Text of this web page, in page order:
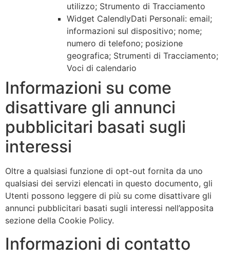
utilizzo; Strumento di Tracciamento
Widget CalendlyDati Personali: email;
informazioni sul dispositivo; nome;
numero di telefono; posizione
geografica; Strumenti di Tracciamento;
Voci di calendario
Informazioni su come
disattivare gli annunci
pubblicitari basati sugli
interessi
Oltre a qualsiasi funzione di opt-out fornita da uno
qualsiasi dei servizi elencati in questo documento, gli
Utenti possono leggere di più su come disattivare gli
annunci pubblicitari basati sugli interessi nell’apposita
sezione della Cookie Policy.
Informazioni di contatto